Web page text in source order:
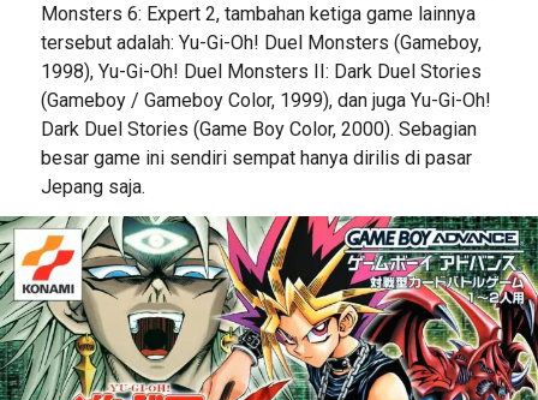
Monsters 6: Expert 2, tambahan ketiga game lainnya
tersebut adalah: Yu-Gi-Oh! Duel Monsters (Gameboy,
1998), Yu-Gi-Oh! Duel Monsters II: Dark Duel Stories
(Gameboy / Gameboy Color, 1999), dan juga Yu-Gi-Oh!
Dark Duel Stories (Game Boy Color, 2000). Sebagian
besar game ini sendiri sempat hanya dirilis di pasar
Jepang saja.